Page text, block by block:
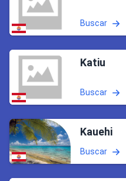
Buscar
Katiu
Buscar
Kauehi
Buscar